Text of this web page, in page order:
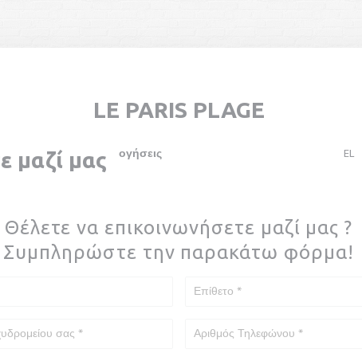
LE PARIS PLAGE
Αξιολογήσεις EL
μαζί μας
Θέλετε να επικοινωνήσετε μαζί μας ?
Συμπληρώστε την παρακάτω φόρμα!